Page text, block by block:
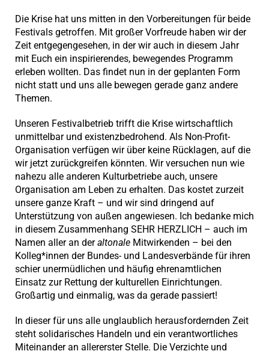
Die Krise hat uns mitten in den Vorbereitungen für beide
Festivals getroffen. Mit großer Vorfreude haben wir der
Zeit entgegengesehen, in der wir auch in diesem Jahr
mit Euch ein inspirierendes, bewegendes Programm
erleben wollten. Das findet nun in der geplanten Form
nicht statt und uns alle bewegen gerade ganz andere
Themen.
Unseren Festivalbetrieb trifft die Krise wirtschaftlich
unmittelbar und existenzbedrohend. Als Non-Profit-
Organisation verfügen wir über keine Rücklagen, auf die
wir jetzt zurückgreifen könnten. Wir versuchen nun wie
nahezu alle anderen Kulturbetriebe auch, unsere
Organisation am Leben zu erhalten. Das kostet zurzeit
unsere ganze Kraft – und wir sind dringend auf
Unterstützung von außen angewiesen. Ich bedanke mich
in diesem Zusammenhang SEHR HERZLICH – auch im
Namen aller an deraltonale Mitwirkenden – bei den
Kolleg*innen der Bundes- und Landesverbände für ihren
schier unermüdlichen und häufig ehrenamtlichen
Einsatz zur Rettung der kulturellen Einrichtungen.
Großartig und einmalig, was da gerade passiert!
In dieser für uns alle unglaublich herausfordernden Zeit
steht solidarisches Handeln und ein verantwortliches
Miteinander an allererster Stelle. Die Verzichte und